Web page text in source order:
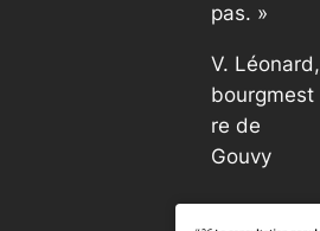
pas. »
V. Léonard,
bourgmest
re de
Gouvy